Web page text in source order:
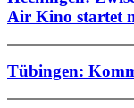
Air Kino startet
Tübingen: